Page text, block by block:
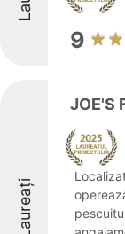
9
Laureați
JOE'S